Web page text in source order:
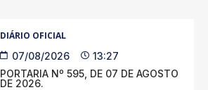
DIÁRIO OFICIAL
07/08/2026
13:27
PORTARIA Nº 595, DE 07 DE AGOSTO
DE 2026.